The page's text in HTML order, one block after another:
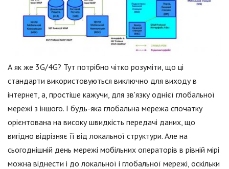
А як же 3G/4G? Тут потрібно чітко розуміти, що ці
стандарти використовуються виключно для виходу в
інтернет, а, простіше кажучи, для зв'язку однієї глобальної
мережі з іншого. І будь-яка глобальна мережа спочатку
орієнтована на високу швидкість передачі даних, що
вигідно відрізняє її від локальної структури. Але на
сьогоднішній день мережі мобільних операторів в рівній мірі
можна віднести і до локальної і глобальної мережі, оскільки